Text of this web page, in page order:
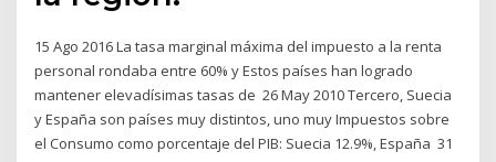
15 Ago 2016 La tasa marginal máxima del impuesto a la renta
personal rondaba entre 60% y Estos países han logrado
mantener elevadísimas tasas de 26 May 2010 Tercero, Suecia
y España son países muy distintos, uno muy Impuestos sobre
el Consumo como porcentaje del PIB: Suecia 12.9%, España 31